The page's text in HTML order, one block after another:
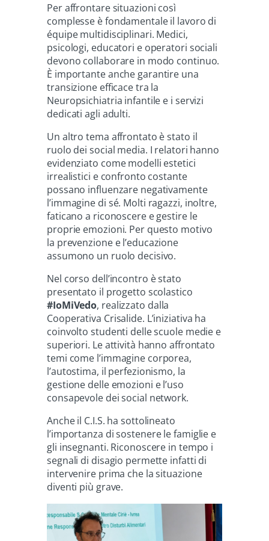
Per affrontare situazioni così
complesse è fondamentale il lavoro di
équipe multidisciplinari. Medici,
psicologi, educatori e operatori sociali
devono collaborare in modo continuo.
È importante anche garantire una
transizione efficace tra la
Neuropsichiatria infantile e i servizi
dedicati agli adulti.
Un altro tema affrontato è stato il
ruolo dei social media. I relatori hanno
evidenziato come modelli estetici
irrealistici e confronto costante
possano influenzare negativamente
l’immagine di sé. Molti ragazzi, inoltre,
faticano a riconoscere e gestire le
proprie emozioni. Per questo motivo
la prevenzione e l’educazione
assumono un ruolo decisivo.
Nel corso dell’incontro è stato
presentato il progetto scolastico
#IoMiVedo, realizzato dalla
Cooperativa Crisalide. L’iniziativa ha
coinvolto studenti delle scuole medie e
superiori. Le attività hanno affrontato
temi come l’immagine corporea,
l’autostima, il perfezionismo, la
gestione delle emozioni e l’uso
consapevole dei social network.
Anche il C.I.S. ha sottolineato
l’importanza di sostenere le famiglie e
gli insegnanti. Riconoscere in tempo i
segnali di disagio permette infatti di
intervenire prima che la situazione
diventi più grave.